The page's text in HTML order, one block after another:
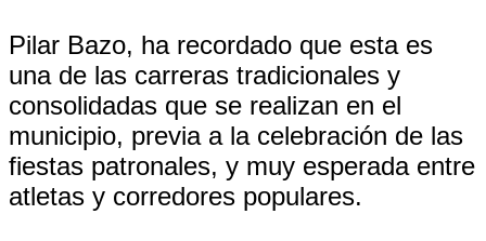
Pilar Bazo, ha recordado que esta es
una de las carreras tradicionales y
consolidadas que se realizan en el
municipio, previa a la celebración de las
fiestas patronales, y muy esperada entre
atletas y corredores populares.